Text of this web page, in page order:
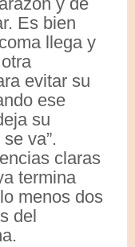
Es bien
llega y
evitar su
ese
su
va”.
claras
termina
menos dos
del